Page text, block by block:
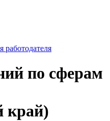
работодателя
по сферам
край)